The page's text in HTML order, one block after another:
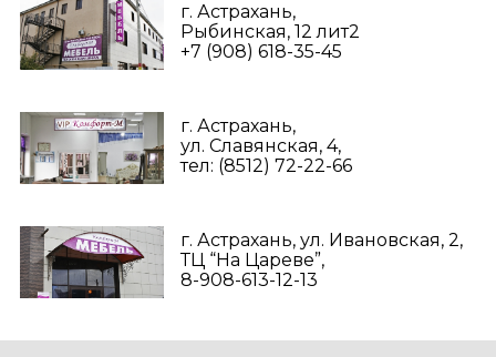
г. Астрахань,
Рыбинская, 12 лит2
+7 (908) 618-35-45‬
г. Астрахань,
ул. Славянская, 4,
тел: (8512) 72-22-66
г. Астрахань, ул. Ивановская, 2,
ТЦ “На Цареве”,
8-908-613-12-13